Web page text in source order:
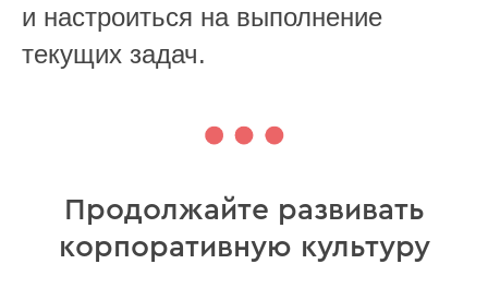
и настроиться на выполнение
текущих задач.
Продолжайте развивать
корпоративную культуру